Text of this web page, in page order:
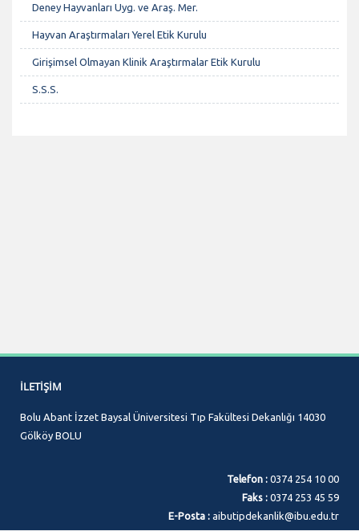
Deney Hayvanları Uyg. ve Araş. Mer.
Hayvan Araştırmaları Yerel Etik Kurulu
Girişimsel Olmayan Klinik Araştırmalar Etik Kurulu
S.S.S.
İLETIŞIM
Bolu Abant İzzet Baysal Üniversitesi Tıp Fakültesi Dekanlığı 14030
Gölköy BOLU
Telefon : 0374 254 10 00
Faks : 0374 253 45 59
E-Posta : aibutipdekanlik@ibu.edu.tr